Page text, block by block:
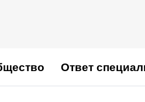
Ответ